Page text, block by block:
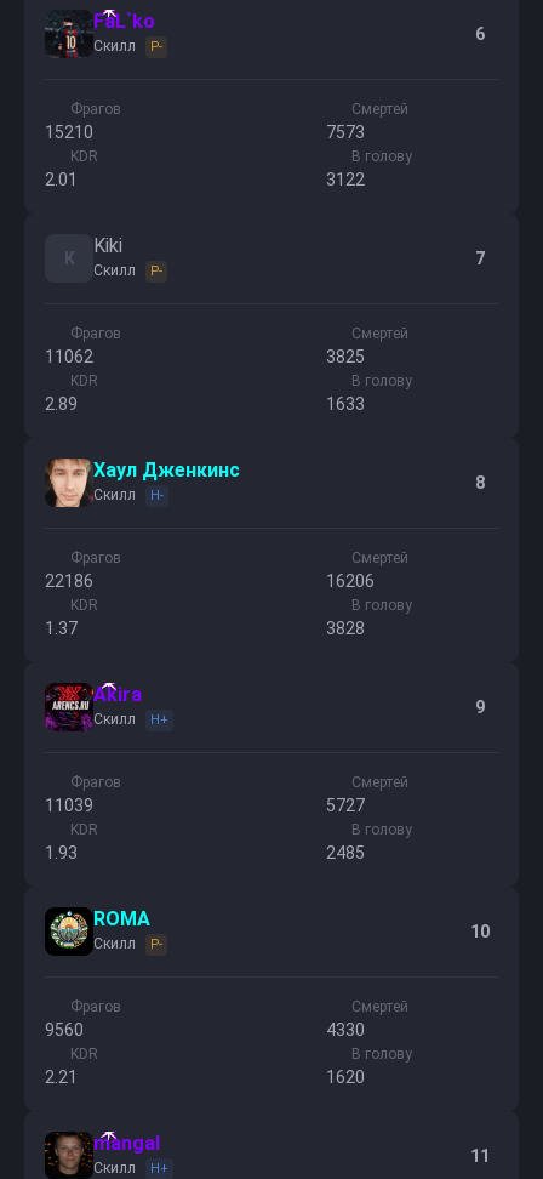
FaL`ko
Скилл P-
6
Фрагов
15210
Смертей
7573
KDR
2.01
В голову
3122
K
Kiki
Скилл P-
7
Фрагов
11062
Смертей
3825
KDR
2.89
В голову
1633
Хаул Дженкинс
Скилл H-
8
Фрагов
22186
Смертей
16206
KDR
1.37
В голову
3828
Akira
Скилл H+
9
Фрагов
11039
Смертей
5727
KDR
1.93
В голову
2485
ROMA
Скилл P-
10
Фрагов
9560
Смертей
4330
KDR
2.21
В голову
1620
mangal
Скилл H+
11